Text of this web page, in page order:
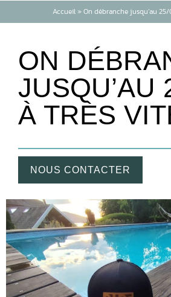
Accueil »On débranche jusqu’au
ON
JUSQU’AU
À TRÈS
NOUS CONTACTER